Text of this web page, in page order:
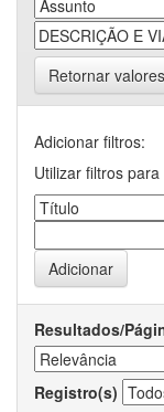
Retornar valores
Adicionar filtros:
Utilizar filtros
Resultados/
Registro(s)